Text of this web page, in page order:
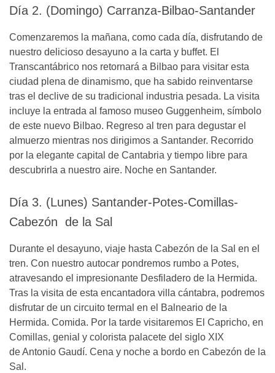
Día 2. (Domingo) Carranza-Bilbao-Santander
Comenzaremos la mañana, como cada día, disfrutando de
nuestro delicioso desayuno a la carta y buffet. El
Transcantábrico nos retornará a Bilbao para visitar esta
ciudad plena de dinamismo, que ha sabido reinventarse
tras el declive de su tradicional industria pesada. La visita
incluye la entrada al famoso museo Guggenheim, símbolo
de este nuevo Bilbao. Regreso al tren para degustar el
almuerzo mientras nos dirigimos a Santander. Recorrido
por la elegante capital de Cantabria y tiempo libre para
descubrirla a nuestro aire. Noche en Santander.
Día 3. (Lunes) Santander-Potes-Comillas-
Cabezón de la Sal
Durante el desayuno, viaje hasta Cabezón de la Sal en el
tren. Con nuestro autocar pondremos rumbo a Potes,
atravesando el impresionante Desfiladero de la Hermida.
Tras la visita de esta encantadora villa cántabra, podremos
disfrutar de un circuito termal en el Balneario de la
Hermida. Comida. Por la tarde visitaremos El Capricho, en
Comillas, genial y colorista palacete del siglo XIX
de Antonio Gaudí. Cena y noche a bordo en Cabezón de la
Sal.